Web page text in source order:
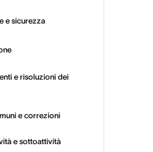
e sicurezza
e risoluzioni dei
e correzioni
e sottoattività